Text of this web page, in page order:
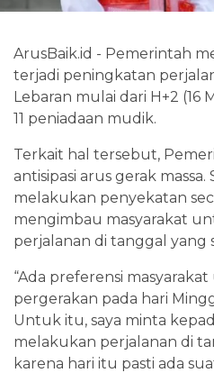
ArusBaik.id - Pemerintah
terjadi peningkatan
Lebaran mulai dari H+2 (16
11 peniadaan mudik.
Terkait hal tersebut,
antisipasi arus gerak
melakukan penyekatan
mengimbau masyarakat
perjalanan di tanggal yang
“Ada preferensi
pergerakan pada hari
Untuk itu, saya minta
melakukan perjalanan di
karena hari itu pasti ada